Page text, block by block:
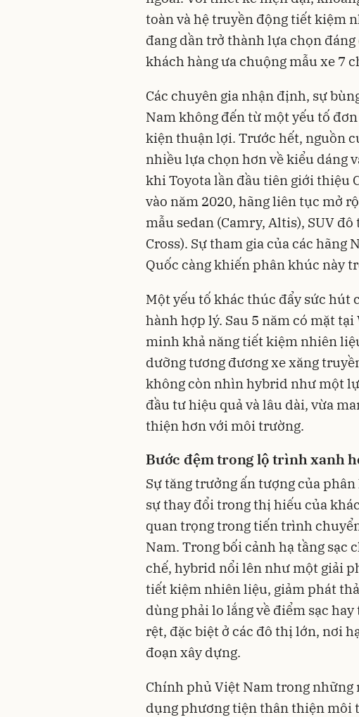
toàn và hệ truyền động tiết kiệm
đang dần trở thành lựa chọn
khách hàng ưa chuộng mẫu xe 7
Các chuyên gia nhận định, sự
Nam không đến từ một yếu tố
kiện thuận lợi. Trước hết, nguồn
nhiều lựa chọn hơn về kiểu dáng
khi Toyota lần đầu tiên giới thiệu
vào năm 2020, hãng liên tục mở
mẫu sedan (Camry, Altis), SUV
Cross). Sự tham gia của các hãng
Quốc càng khiến phân khúc này
Một yếu tố khác thúc đẩy sức hút
hành hợp lý. Sau 5 năm có mặt
minh khả năng tiết kiệm nhiên
dưỡng tương đương xe xăng
không còn nhìn hybrid như một
đầu tư hiệu quả và lâu dài, vừa
thiện hơn với môi trường.
Bước đệm trong lộ trình xanh
Sự tăng trưởng ấn tượng của
sự thay đổi trong thị hiếu của
quan trọng trong tiến trình
Nam. Trong bối cảnh hạ tầng sạc
chế, hybrid nổi lên như một giải
tiết kiệm nhiên liệu, giảm phát
dùng phải lo lắng về điểm sạc
rệt, đặc biệt ở các đô thị lớn, nơi
đoạn xây dựng.
Chính phủ Việt Nam trong những
dụng phương tiện thân thiện môi